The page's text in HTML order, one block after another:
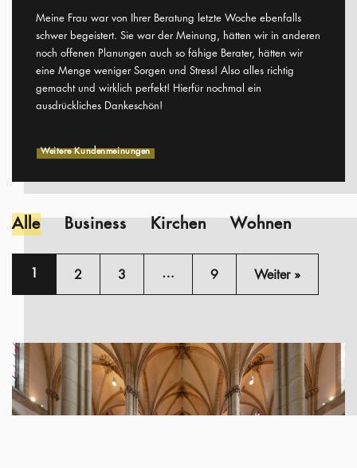
Meine Frau war von Ihrer Beratung letzte Woche ebenfalls
schwer begeistert. Sie war der Meinung, hätten wir in anderen
noch offenen Planungen auch so fähige Berater, hätten wir
eine Menge weniger Sorgen und Stress! Also alles richtig
gemacht und wirklich perfekt! Hierfür nochmal ein
ausdrückliches Dankeschön!
Weitere Kundenmeinungen
Alle Business Kirchen Wohnen
1 2 3 … 9 Weiter »